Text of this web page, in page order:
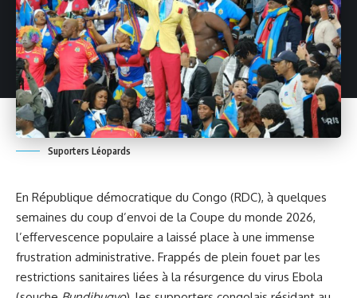
Suporters Léopards
En République démocratique du Congo (RDC), à quelques
semaines du coup d’envoi de la Coupe du monde 2026,
l’effervescence populaire a laissé place à une immense
frustration administrative. Frappés de plein fouet par les
restrictions sanitaires liées à la résurgence du virus Ebola